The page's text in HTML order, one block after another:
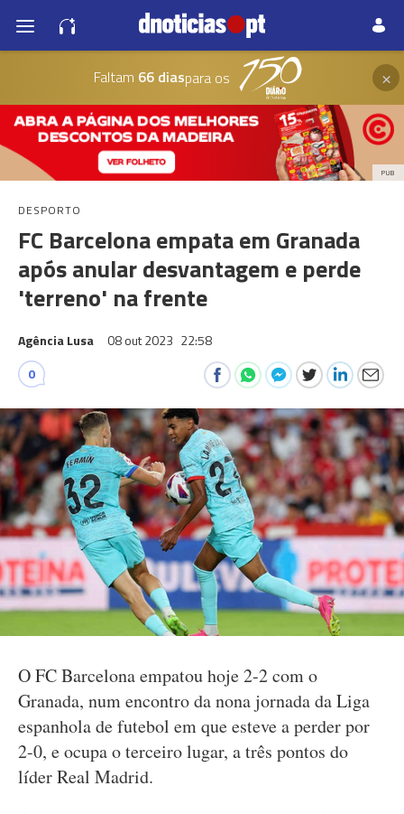
Faltam 66 diaspara os ×
PUB
DESPORTO
FC Barcelona empata em Granada
após anular desvantagem e perde
'terreno' na frente
Agência Lusa 08 out 2023 22:58
0
O FC Barcelona empatou hoje 2-2 com o
Granada, num encontro da nona jornada da Liga
espanhola de futebol em que esteve a perder por
2-0, e ocupa o terceiro lugar, a três pontos do
líder Real Madrid.